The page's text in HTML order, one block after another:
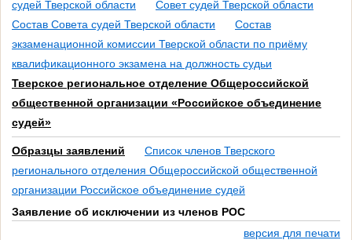
судей Тверской области
Совет судей Тверской области
Состав Совета судей Тверской области
Состав
экзаменационной комиссии Тверской области по приёму
квалификационного экзамена на должность судьи
Тверское региональное отделение Общероссийской
общественной организации «Российское объединение
судей»
Образцы заявлений
Список членов Тверского
регионального отделения Общероссийской общественной
организации Российское объединение судей
Заявление об исключении из членов РОС
версия для печати